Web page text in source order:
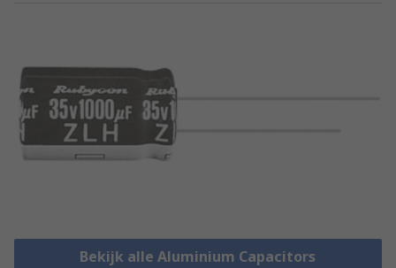
Bekijk alle Aluminium Capacitors